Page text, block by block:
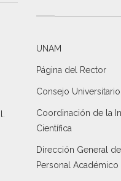
UNAM
Página del Rector
Consejo Universitario
Coordinación de la
Científica
Dirección General
Personal Académico